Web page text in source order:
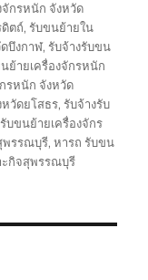
กรหนัก จังหวัด
ตถ์,รับขนย้ายใน
บึงกาฬ,รับจ้างรับขน
ย้ายเครื่องจักรหนัก
รหนัก จังหวัด
วัดยโสธร,รับจ้างรับ
บขนย้ายเครื่องจักร
พรรณบุรี,หารถ รับขน
ะกิจสุพรรณบุรี